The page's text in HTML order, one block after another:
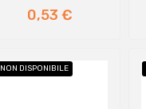
Prezzo
0,53 €
NON DISPONIBILE